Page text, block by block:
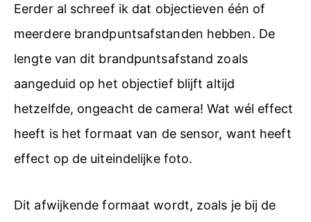
Eerder al schreef ik dat objectieven één of
meerdere brandpuntsafstanden hebben. De
lengte van dit brandpuntsafstand zoals
aangeduid op het objectief blijft altijd
hetzelfde, ongeacht de camera! Wat wél effect
heeft is het formaat van de sensor, want heeft
effect op de uiteindelijke foto.
Dit afwijkende formaat wordt, zoals je bij de